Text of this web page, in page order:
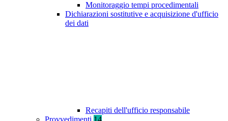
Monitoraggio tempi procedimentali
Dichiarazioni sostitutive e acquisizione d'ufficio
dei dati
Recapiti dell'ufficio responsabile